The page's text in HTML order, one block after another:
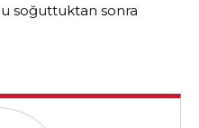
soğuttuktan sonra